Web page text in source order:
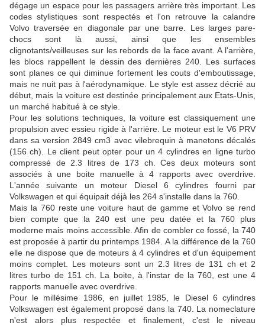
dégage un espace pour les passagers arrière très important. Les
codes stylistiques sont respectés et l'on retrouve la calandre
Volvo traversée en diagonale par une barre. Les larges pare-
chocs sont là aussi, ainsi que les ensembles
clignotants/veilleuses sur les rebords de la face avant. A l'arrière,
les blocs rappellent le dessin des dernières 240. Les surfaces
sont planes ce qui diminue fortement les couts d'emboutissage,
mais ne nuit pas à l'aérodynamique. Le style est assez décrié au
début, mais la voiture est destinée principalement aux Etats-Unis,
un marché habitué à ce style.
Pour les solutions techniques, la voiture est classiquement une
propulsion avec essieu rigide à l'arrière. Le moteur est le V6 PRV
dans sa version 2849 cm3 avec vilebrequin à manetons décalés
(156 ch). Le client peut opter pour un 4 cylindres en ligne turbo
compressé de 2.3 litres de 173 ch. Ces deux moteurs sont
associés à une boite manuelle à 4 rapports avec overdrive.
L'année suivante un moteur Diesel 6 cylindres fourni par
Volkswagen et qui équipait déjà les 264 s'installe dans la 760.
Mais la 760 reste une voiture haut de gamme et Volvo se rend
bien compte que la 240 est une peu datée et la 760 plus
moderne mais moins accessible. Afin de combler ce fossé, la 740
est proposée à partir du printemps 1984. A la différence de la 760
elle ne dispose que de moteurs à 4 cylindres et d'un équipement
moins complet. Les moteurs sont un 2.3 litres de 131 ch et 2
litres turbo de 151 ch. La boite, à l'instar de la 760, est une 4
rapports manuelle avec overdrive.
Pour le millésime 1986, en juillet 1985, le Diesel 6 cylindres
Volkswagen est également proposé dans la 740. La nomeclature
n'est alors plus respectée et finalement, c'est le niveau